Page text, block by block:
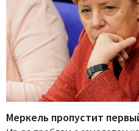
Меркель пропустит